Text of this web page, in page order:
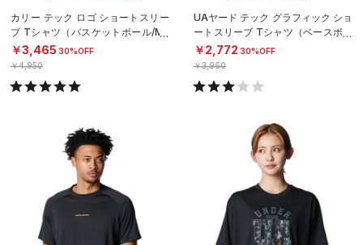
カリー テック ロゴ ショートスリー
ブ Tシャツ（バスケットボール/ME
N）
￥3,465 30%OFF
￥4,950
UAヤード テック グラフィック ショ
ートスリーブ Tシャツ（ベースボー
ル/MEN）
￥2,772 30%OFF
￥3,960